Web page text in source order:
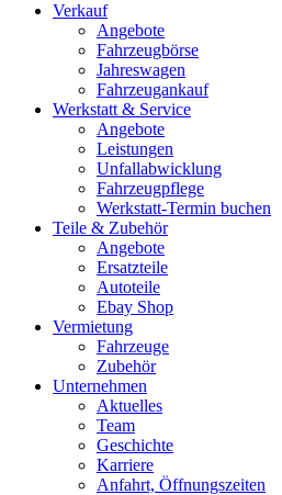
Verkauf
Angebote
Fahrzeugbörse
Jahreswagen
Fahrzeugankauf
Werkstatt & Service
Angebote
Leistungen
Unfallabwicklung
Fahrzeugpflege
Werkstatt-Termin buchen
Teile & Zubehör
Angebote
Ersatzteile
Autoteile
Ebay Shop
Vermietung
Fahrzeuge
Zubehör
Unternehmen
Aktuelles
Team
Geschichte
Karriere
Anfahrt, Öffnungszeiten